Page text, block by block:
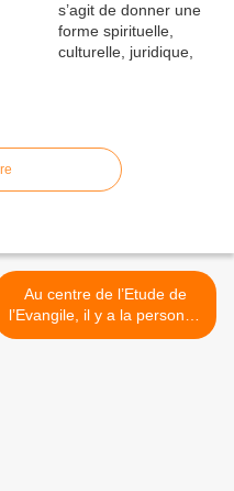
Au centre de l’Etude de
l’Evangile, il y a la personne
de Jésus Christ. Me